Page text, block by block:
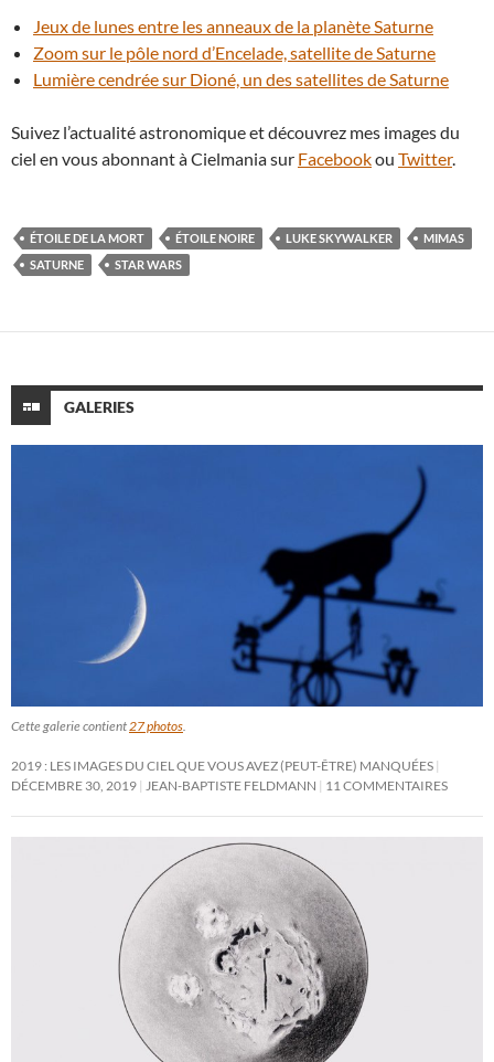
Jeux de lunes entre les anneaux de la planète Saturne
Zoom sur le pôle nord d’Encelade, satellite de Saturne
Lumière cendrée sur Dioné, un des satellites de Saturne
Suivez l’actualité astronomique et découvrez mes images du
ciel en vous abonnant à Cielmania sur Facebookou Twitter.
ÉTOILE DE LA MORT ÉTOILE NOIRE LUKE SKYWALKER
MIMAS
SATURNE
STAR WARS
GALERIES
Cette galerie contient 27 photos
2019 : LES IMAGES DU CIEL QUE VOUS AVEZ (PEUT-ÊTRE) MANQUÉES
DÉCEMBRE 30, 2019
JEAN-BAPTISTE FELDMANN 11 COMMENTAIRES